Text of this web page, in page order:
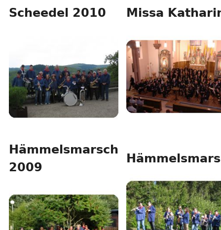
Scheedel 2010 Missa
Hämmelsmarsch
2009